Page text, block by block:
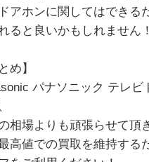
アホンに関してはできる
ると良いかもしれません！
め】
パナソニック テレ
相場よりも頑張らせて頂
高値での買取を維持する